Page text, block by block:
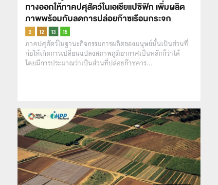
ทางออกให้ภาคปศุสัตว์ในเอเชียแปซิฟิก เพิ่มผลิต
ภาพพร้อมกับลดการปล่อยก๊าซเรือนกระจก
ภาคปศุสัตว์ในฐานะกิจกรรมการผลิตของมนุษย์นั้นเป็นส่วนที่
ก่อให้เกิดการเปลี่ยนแปลงสภาพภูมิอากาศเป็นหลักก็ว่าได้
โดยมีการประมาณว่าเป็นส่วนที่ปล่อยก๊าซคาร…